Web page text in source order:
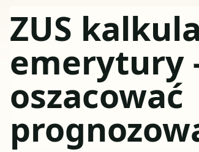
ZUS
emerytury
oszacować